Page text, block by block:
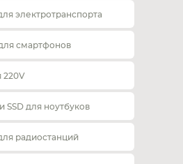
электротранспорта
смартфонов
220V
SSD для ноутбуков
радиостанций